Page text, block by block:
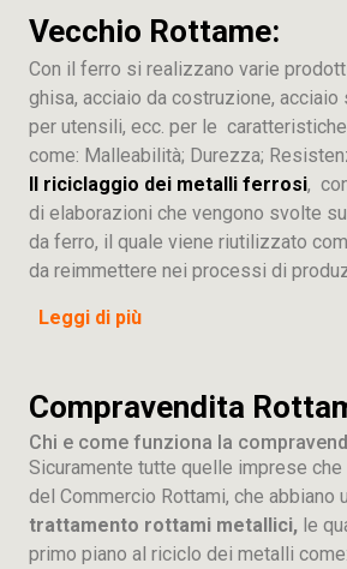
Vecchio Rottame:
Con il ferro si realizzano varie
ghisa, acciaio da costruzione, acciaio
per utensili, ecc. per le
come: Malleabilità; Durezza;
Il riciclaggio dei metalli ferrosi,
di elaborazioni che vengono svolte
da ferro, il quale viene riutilizzato
da reimmettere nei processi di
Leggi di più
Compravendita
Chi e come funziona la
Sicuramente tutte quelle imprese
del Commercio Rottami, che abbiano
trattamento rottami metallici, le
primo piano al riciclo dei metalli